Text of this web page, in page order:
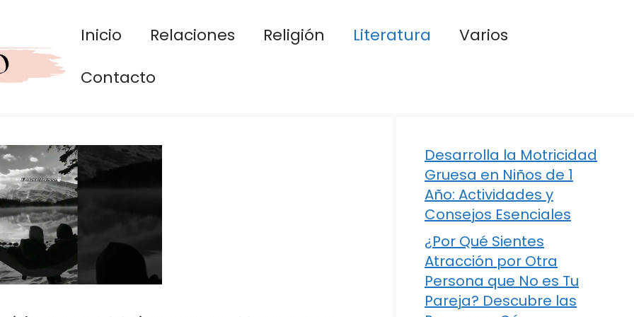
Inicio Relaciones Religión Literatura
Varios
Contacto
Desarrolla la Motricidad
Gruesa en Niños de 1
Año: Actividades y
Consejos Esenciales
¿Por Qué Sientes
Atracción por Otra
Persona que No es Tu
Pareja? Descubre las